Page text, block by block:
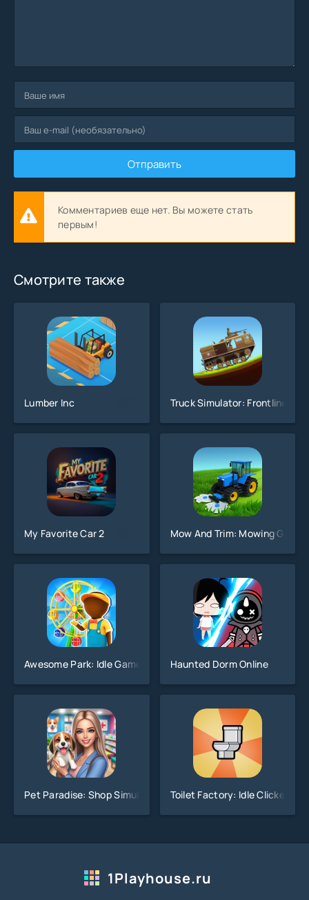
Отправить
Комментариев еще нет. Вы можете стать
первым!
Смотрите также
Lumber Inc Truck Simulator: Frontline
My Favorite Car 2 Mow And Trim: Mowing
Awesome Park: Idle Game Haunted Dorm Online
Pet Paradise: Shop Simulator Toilet Factory: Idle Clicker
1Playhouse.ru